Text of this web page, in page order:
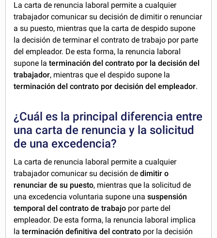
La carta de renuncia laboral permite a cualquier
trabajador comunicar su decisión de dimitir o renunciar
a su puesto, mientras que la carta de despido supone
la decisión de terminar el contrato de trabajo por parte
del empleador. De esta forma, la renuncia laboral
supone laterminación del contrato por la decisión del
trabajador, mientras que el despido supone la
terminación del contrato por decisión del empleador.
¿Cuál es la principal diferencia entre
una carta de renuncia y la solicitud
de una excedencia?
La carta de renuncia laboral permite a cualquier
trabajador comunicar su decisión de dimitir o
renunciar de su puesto, mientras que la solicitud de
una excedencia voluntaria supone unasuspensión
temporal del contrato de trabajo por parte del
empleador. De esta forma, la renuncia laboral implica
laterminación definitiva del contrato por la decisión